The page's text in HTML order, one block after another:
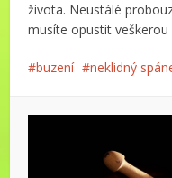
života. Neustálé
musíte opustit
buzení neklidný